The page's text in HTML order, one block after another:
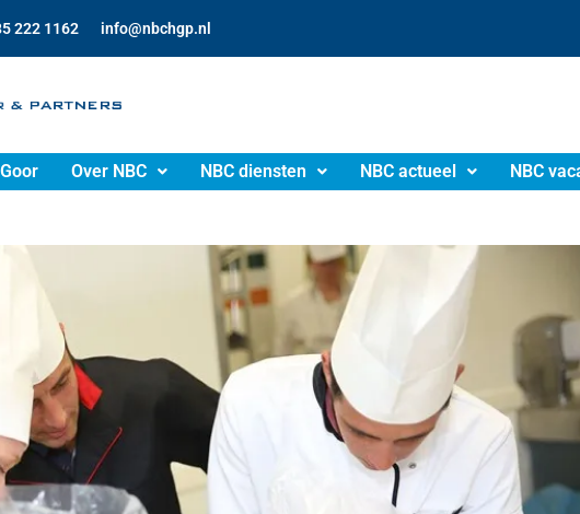
222 1162 info@nbchgp.nl
Over NBC NBC diensten NBC actueel NBC